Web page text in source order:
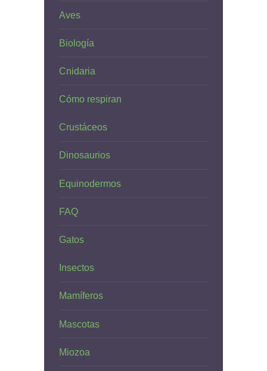
Aves
Biología
Cnidaria
Cómo respiran
Crustáceos
Dinosaurios
Equinodermos
FAQ
Gatos
Insectos
Mamíferos
Mascotas
Miozoa